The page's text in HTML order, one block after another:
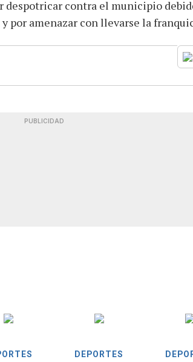
despotricar contra el municipio
amenazar con llevarse la
PUBLICIDAD
DEPORTES